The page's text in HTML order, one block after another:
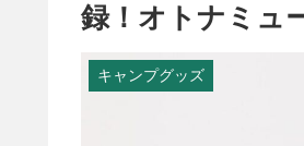
録！オトナミュ
キャンプグッズ